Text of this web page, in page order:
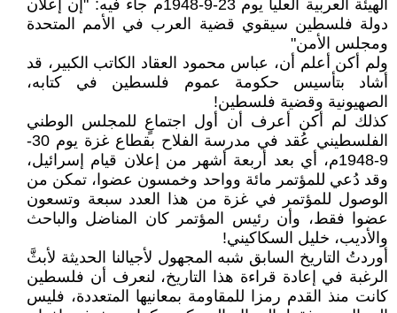
الهيئة العربية العليا يوم 23-9-1948م جاء فيه: "إن إعلان
دولة فلسطين سيقوي قضية العرب في الأمم المتحدة
ومجلس الأمن"
ولم أكن أعلم أن، عباس محمود العقاد الكاتب الكبير، قد
أشاد بتأسيس حكومة عموم فلسطين في كتابه،
الصهيونية وقضية فلسطين!
كذلك لم أكن أعرف أن أول اجتماعٍ للمجلس الوطني
الفلسطيني عُقد في مدرسة الفلاح بقطاع غزة يوم 30-
9-1948م، أي بعد أربعة أشهر من إعلان قيام إسرائيل،
وقد دُعي للمؤتمر مائة وواحد وخمسون عضوا، تمكن من
الوصول للمؤتمر في غزة من هذا العدد سبعة وتسعون
عضوا فقط، وأن رئيس المؤتمر كان المناضل والباحث
والأديب، خليل السكاكيني!
أوردتُ التاريخ السابق شبه المجهول لأجيالنا الحديثة لأبثَّ
الرغبة في إعادة قراءة هذا التاريخ، لنعرف أن فلسطين
كانت منذ القدم رمزا للمقاومة بمعانيها المتعددة، فليس